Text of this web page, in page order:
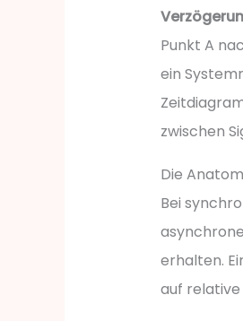
Punkt A
ein
zwischen
Die
Bei
erhalten.
auf